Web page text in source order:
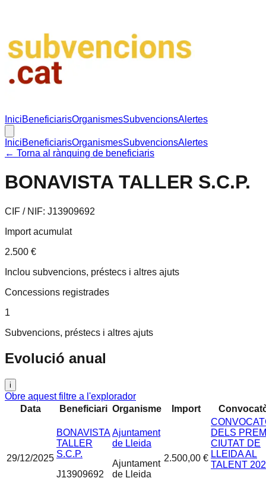
IniciBeneficiarisOrganismesSubvencionsAlertes
IniciBeneficiarisOrganismesSubvencionsAlertes
← Torna al rànquing de beneficiaris
BONAVISTA TALLER S.C.P.
CIF / NIF: J13909692
Import acumulat
2.500 €
Inclou subvencions, préstecs i altres ajuts
Concessions registrades
1
Subvencions, préstecs i altres ajuts
Evolució anual
i
Obre aquest filtre a l'explorador
Data
Beneficiari Organisme Import
29/12/2025
BONAVISTA
TALLER
S.C.P.
J13909692
Ajuntament
de Lleida
Ajuntament
de Lleida
2.500,00 €
DELS
CIUTAT DE
LLEIDA AL
TALENT